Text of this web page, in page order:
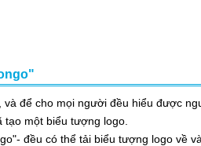
mọi người đều hiểu được người nói
tạo một biểu tượng logo.
có thể tải biểu tượng logo về và sử